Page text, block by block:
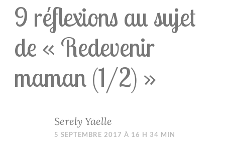
9 réflexions au sujet
de « Redevenir
maman (1/2) »
Serely Yaelle
5 SEPTEMBRE 2017 À 16 H 34 MIN